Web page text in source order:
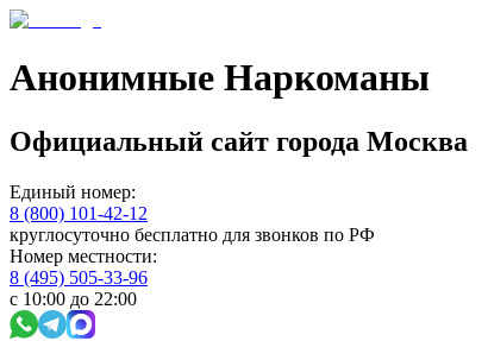
Анонимные Наркоманы
Официальный сайт города Москва
Единый номер:
8 (800) 101-42-12
круглосуточно бесплатно для звонков по РФ
Номер местности:
8 (495) 505-33-96
с 10:00 до 22:00